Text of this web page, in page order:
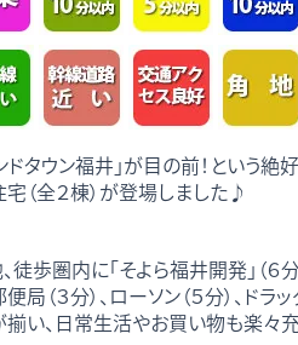
ドタウン福井」が目の前！という絶
（全２棟）が登場しました♪
徒歩圏内に「そよら福井開発」（６分
便局（３分）、ローソン（５分）、ドラ
い、日常生活やお買い物も楽々充